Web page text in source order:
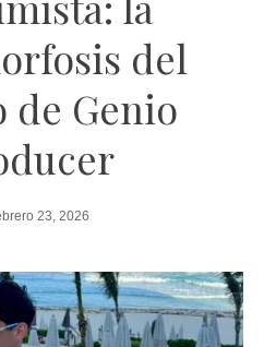
del
de Genio
23, 2026